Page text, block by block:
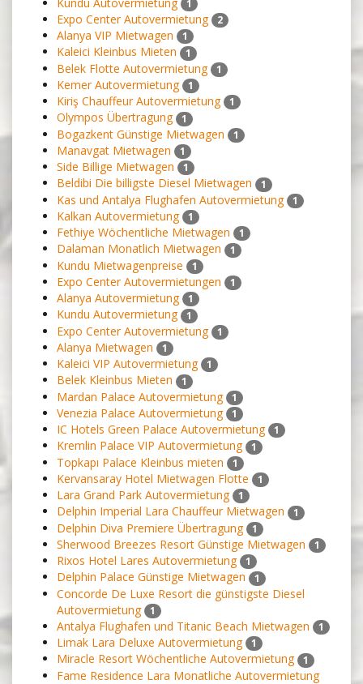
1
Expo Center Autovermietung 2
Alanya VIP Mietwagen 1
Kaleici Kleinbus Mieten 1
Belek Flotte Autovermietung 1
Kemer Autovermietung 1
Kiriş Chauffeur Autovermietung 1
Olympos Übertragung 1
Bogazkent Günstige Mietwagen 1
Manavgat Mietwagen 1
Side Billige Mietwagen 1
Beldibi Die billigste Diesel Mietwagen 1
Kas und Antalya Flughafen Autovermietung 1
Kalkan Autovermietung 1
Fethiye Wöchentliche Mietwagen 1
Dalaman Monatlich Mietwagen 1
Kundu Mietwagenpreise 1
Expo Center Autovermietungen 1
Alanya Autovermietung 1
Kundu Autovermietung 1
Expo Center Autovermietung 1
Alanya Mietwagen 1
Kaleici VIP Autovermietung 1
Belek Kleinbus Mieten 1
Mardan Palace Autovermietung 1
Venezia Palace Autovermietung 1
IC Hotels Green Palace Autovermietung 1
Kremlin Palace VIP Autovermietung 1
Topkapı Palace Kleinbus mieten 1
Kervansaray Hotel Mietwagen Flotte 1
Lara Grand Park Autovermietung 1
Delphin Imperial Lara Chauffeur Mietwagen 1
Delphin Diva Premiere Übertragung 1
Sherwood Breezes Resort Günstige Mietwagen 1
Rixos Hotel Lares Autovermietung 1
Delphin Palace Günstige Mietwagen 1
Concorde De Luxe Resort die günstigste Diesel
Autovermietung
1
Antalya Flughafen und Titanic Beach Mietwagen 1
Limak Lara Deluxe Autovermietung 1
Miracle Resort Wöchentliche Autovermietung 1
Fame Residence Lara Monatliche Autovermietung